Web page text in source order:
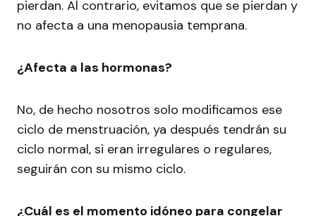
pierdan. Al contrario, evitamos que se pierdan y
no afecta a una menopausia temprana.
¿Afecta a las hormonas?
No, de hecho nosotros solo modificamos ese
ciclo de menstruación, ya después tendrán su
ciclo normal, si eran irregulares o regulares,
seguirán con su mismo ciclo.
¿Cuál es el momento idóneo para congelar